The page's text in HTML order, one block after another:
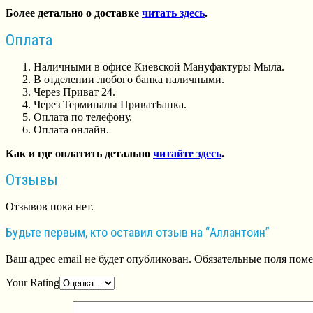
Более детально о доставке читать здесь.
Оплата
Наличными в офисе Киевской Мануфактуры Мыла.
В отделении любого банка наличными.
Через Приват 24.
Через Терминалы ПриватБанка.
Оплата по телефону.
Оплата онлайн.
Как и где оплатить детально читайте здесь.
Отзывы
Отзывов пока нет.
Будьте первым, кто оставил отзыв на “Аллантоин”
Ваш адрес email не будет опубликован. Обязательные поля
Your Rating